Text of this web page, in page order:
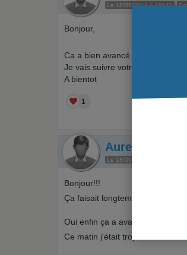
Le 18/09/2014 à 18h49
Bonjour,
Ca a bien avancé de votre coté.
Je vais suivre votre récit.Après
A bientot
1
AureliaAkim
Le 18/09/2014 à 20h30
Bonjour!!!
Ça faisait longtemps que nous
Oui enfin ça a avancé! Ça fait
Ce matin j'était trop contente!!